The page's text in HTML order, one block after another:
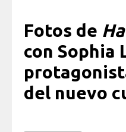
Fotos de
con Sophia
del nuevo